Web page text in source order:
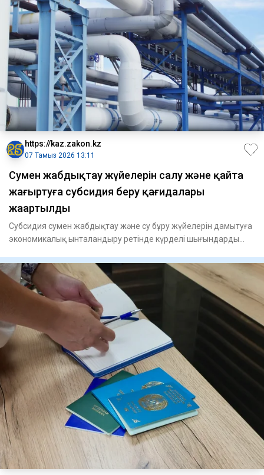
https://kaz.zakon.kz
07 Тамыз 2026 13:11
Сумен жабдықтау жүйелерін салу және қайта
жаңғыртуға субсидия беру қағидалары
жаңартылды
Субсидия сумен жабдықтау және су бұру жүйелерін дамытуға
экономикалық ынталандыру ретінде күрделі шығындарды